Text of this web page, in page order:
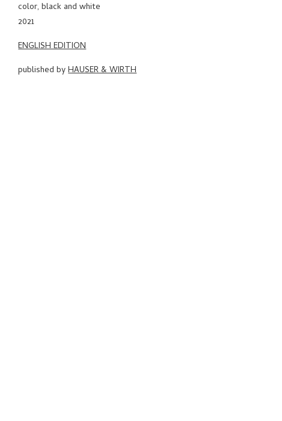
color, black and white
2021
ENGLISH EDITION
published byHAUSER & WIRTH